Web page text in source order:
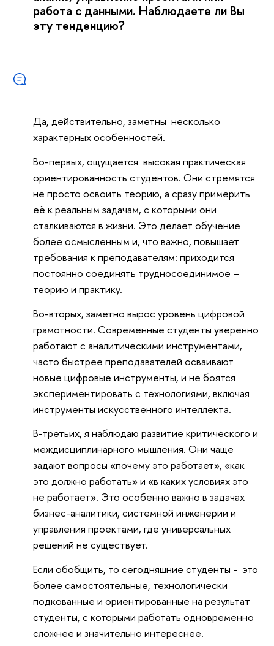
работа с данными. Наблюдаете ли Вы
эту тенденцию?
Да, действительно, заметны несколько
характерных особенностей.
Во-первых, ощущается высокая практическая
ориентированность студентов. Они стремятся
не просто освоить теорию, а сразу примерить
её к реальным задачам, с которыми они
сталкиваются в жизни. Это делает обучение
более осмысленным и, что важно, повышает
требования к преподавателям: приходится
постоянно соединять трудносоединимое –
теорию и практику.
Во-вторых, заметно вырос уровень цифровой
грамотности. Современные студенты уверенно
работают с аналитическими инструментами,
часто быстрее преподавателей осваивают
новые цифровые инструменты, и не боятся
экспериментировать с технологиями, включая
инструменты искусственного интеллекта.
В-третьих, я наблюдаю развитие критического и
междисциплинарного мышления. Они чаще
задают вопросы «почему это работает», «как
это должно работать» и «в каких условиях это
не работает». Это особенно важно в задачах
бизнес-аналитики, системной инженерии и
управления проектами, где универсальных
решений не существует.
Если обобщить, то сегодняшние студенты - это
более самостоятельные, технологически
подкованные и ориентированные на результат
студенты, с которыми работать одновременно
сложнее и значительно интереснее.